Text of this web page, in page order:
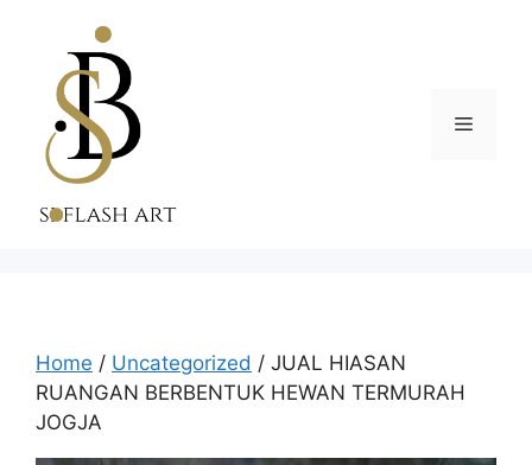
content
Menu
Home / Uncategorized / JUAL HIASAN
RUANGAN BERBENTUK HEWAN TERMURAH
JOGJA